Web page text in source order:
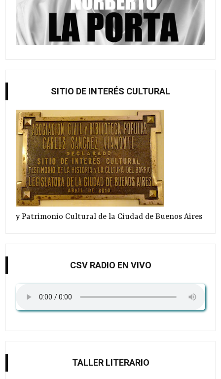
SITIO DE INTERÉS CULTURAL
y Patrimonio Cultural de la Ciudad de Buenos Aires
CSV RADIO EN VIVO
TALLER LITERARIO